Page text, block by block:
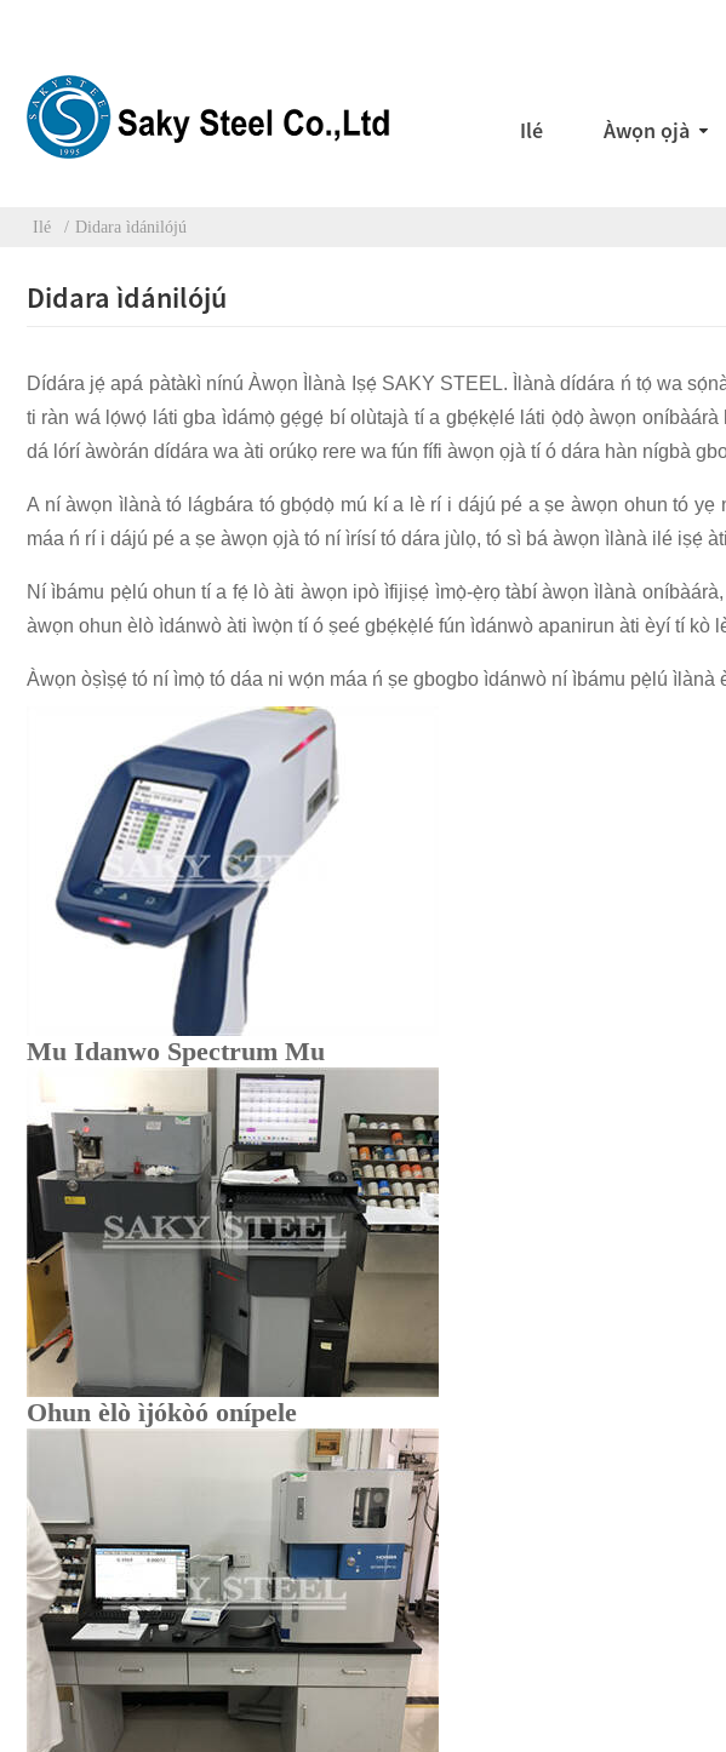
Ilé Àwọn ọjà
Ilé Didara ìdánilójú
Didara ìdánilójú
Dídára jẹ́ apá pàtàkì nínú Àwọn Ìlànà Iṣẹ́ SAKY STEEL. Ìlànà dídára ń tọ́ wa
ti ràn wá lọ́wọ́ láti gba ìdámọ̀ gẹ́gẹ́ bí olùtajà tí a gbẹ́kẹ̀lé láti ọ̀dọ̀ àwọn
dá lórí àwòrán dídára wa àti orúkọ rere wa fún fífi àwọn ọjà tí ó dára hàn nígbà
A ní àwọn ìlànà tó lágbára tó gbọ́dọ̀ mú kí a lè rí i dájú pé a ṣe àwọn ohun tó
máa ń rí i dájú pé a ṣe àwọn ọjà tó ní ìrísí tó dára jùlọ, tó sì bá àwọn ìlànà ilé iṣẹ́
Ní ìbámu pẹ̀lú ohun tí a fẹ́ lò àti àwọn ipò ìfijiṣẹ́ ìmọ̀-ẹ̀rọ tàbí àwọn ìlànà
àwọn ohun èlò ìdánwò àti ìwọ̀n tí ó ṣeé gbẹ́kẹ̀lé fún ìdánwò apanirun àti èyí tí kò
Àwọn òṣìṣẹ́ tó ní ìmọ̀ tó dáa ni wọ́n máa ń ṣe gbogbo ìdánwò ní ìbámu pẹ̀lú
Mu Idanwo Spectrum Mu
Ohun èlò ìjókòó onípele